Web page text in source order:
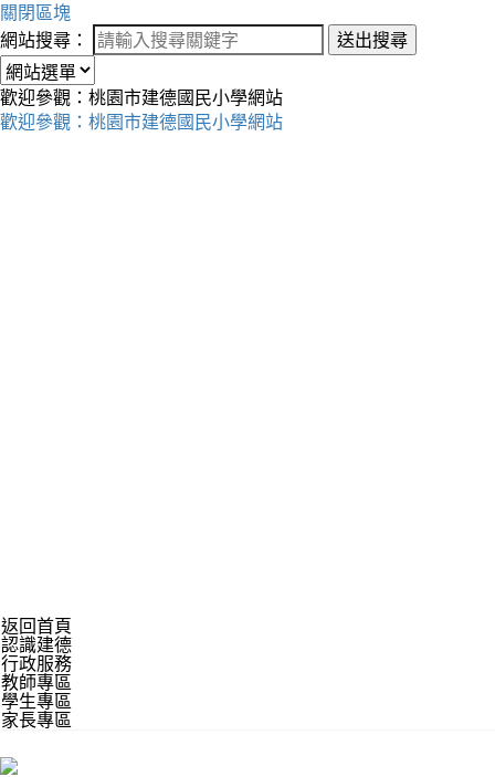
關閉區塊
網站搜尋：
送出搜尋
歡迎參觀：桃園市建德國民小學網站
歡迎參觀：桃園市建德國民小學網站
返回首頁
認識建德
行政服務
教師專區
學生專區
家長專區